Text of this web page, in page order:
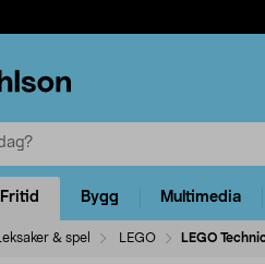
Fritid Bygg Multimedia
Leksaker & spel LEGO LEGO